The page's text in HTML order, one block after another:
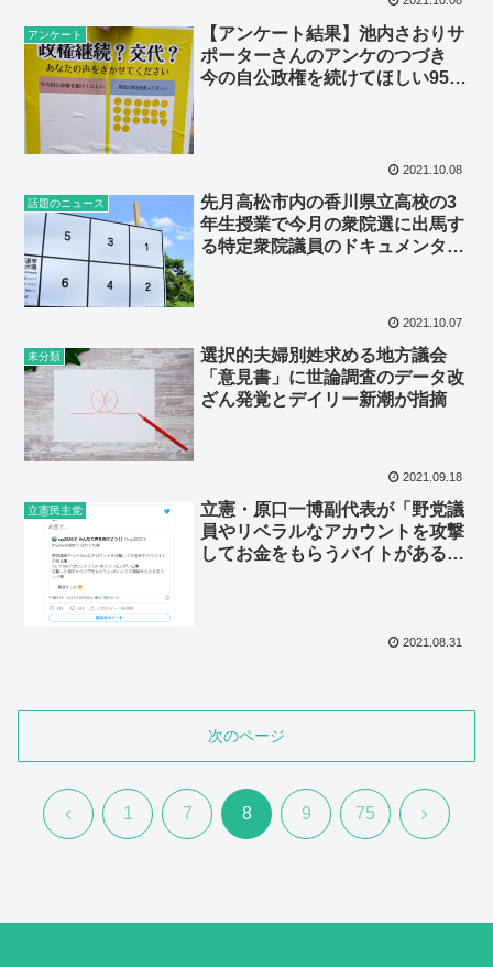
アンケート
【アンケート結果】池内さおりサ
ポーターさんのアンケのつづき
今の自公政権を続けてほしい95％
2021.10.08
話題のニュース
先月高松市内の香川県立高校の3
年生授業で今月の衆院選に出馬す
る特定衆院議員のドキュメンタリ
2021.10.07
未分類
選択的夫婦別姓求める地方議会
「意見書」に世論調査のデータ改
ざん発覚とデイリー新潮が指摘
2021.09.18
立憲民主党
立憲・原口一博副代表が「野党議
員やリベラルなアカウントを攻撃
してお金をもらうバイトがある」
2021.08.31
次のページ
前 1 7 8 9 75 次